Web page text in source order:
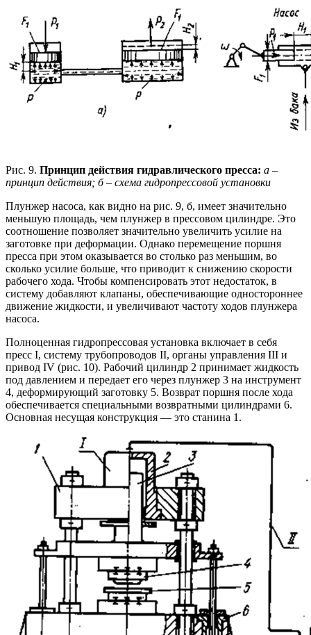
Рис. 9. Принцип действия гидравлического пресса: а –
принцип действия; б – схема гидропрессовой установки
Плунжер насоса, как видно на рис. 9, б, имеет значительно
меньшую площадь, чем плунжер в прессовом цилиндре. Это
соотношение позволяет значительно увеличить усилие на
заготовке при деформации. Однако перемещение поршня
пресса при этом оказывается во столько раз меньшим, во
сколько усилие больше, что приводит к снижению скорости
рабочего хода. Чтобы компенсировать этот недостаток, в
систему добавляют клапаны, обеспечивающие одностороннее
движение жидкости, и увеличивают частоту ходов плунжера
насоса.
Полноценная гидропрессовая установка включает в себя
пресс I, систему трубопроводов II, органы управления III и
привод IV (рис. 10). Рабочий цилиндр 2 принимает жидкость
под давлением и передает его через плунжер 3 на инструмент
4, деформирующий заготовку 5. Возврат поршня после хода
обеспечивается специальными возвратными цилиндрами 6.
Основная несущая конструкция — это станина 1.